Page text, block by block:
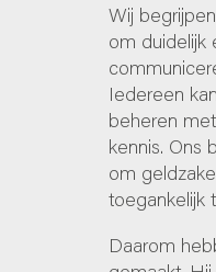
Wij
om duidelijk
Iedereen
beheren
kennis. Ons
om
toegankelijk
Daarom